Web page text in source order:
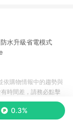
水升級省電模式
0.3%
依購物情報中的趨勢與
時間差，請務必點擊
訊以合作廠商網頁為